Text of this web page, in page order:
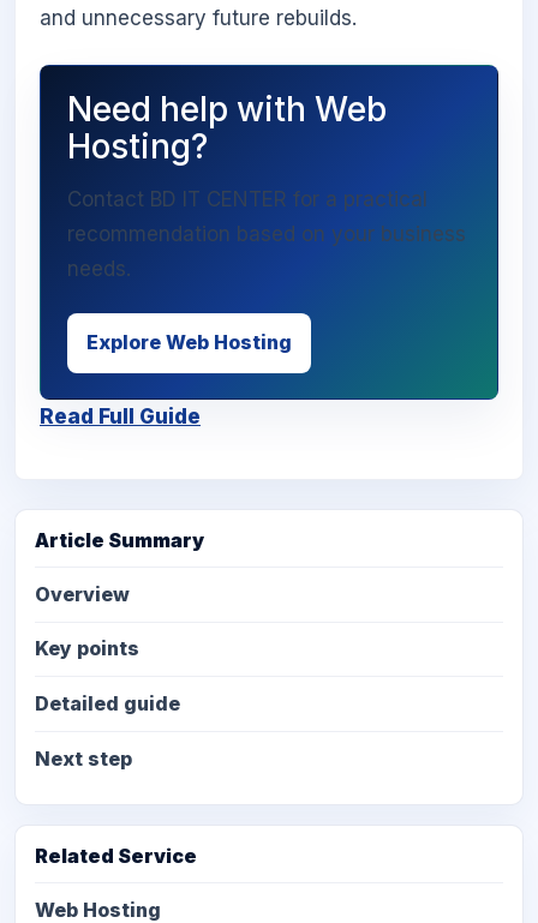
and unnecessary future rebuilds.
Need help with Web
Hosting?
Contact BD IT CENTER for a practical
recommendation based on your business
needs.
Explore Web Hosting
Read Full Guide
Article Summary
Overview
Key points
Detailed guide
Next step
Related Service
Web Hosting